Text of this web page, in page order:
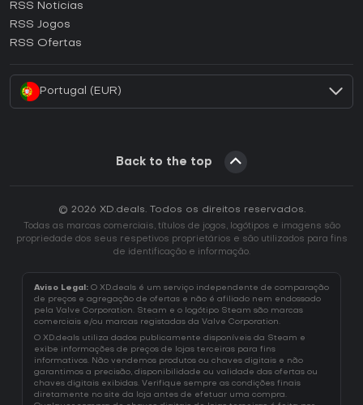
Como ativar uma CD Key Ubisoft Connect?
RSS Noticias
RSS Jogos
RSS Ofertas
Portugal (EUR)
Back to the top
© 2026 XD.deals. Todos os direitos reservados.
Todas as marcas comerciais, títulos de jogos, logótipos e imagens são
propriedade dos seus respetivos proprietários e são utilizados para fins
de identificação e informação.
Aviso Legal: O XD.deals é um serviço independente de comparação
de preços e agregação de ofertas e não é afiliado nem endossado
pela Valve Corporation. Steam e o logótipo Steam são marcas
comerciais e/ou marcas registadas da Valve Corporation.
O XD.deals utiliza dados publicamente disponíveis da Steam e
exibe informações de preços de lojas terceiras para fins
informativos. Não vendemos produtos ou chaves digitais e não
garantimos a precisão, disponibilidade ou validade das ofertas ou
chaves digitais exibidas. Verifique sempre as condições finais
diretamente no site da loja antes de efetuar uma compra.